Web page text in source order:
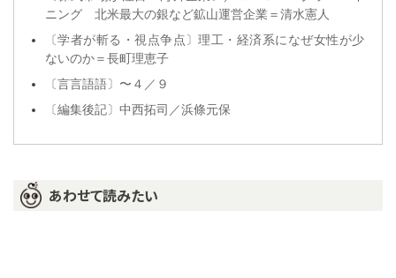
ニング 北米最大の銀など鉱山運営企業＝清水憲人
〔学者が斬る・視点争点〕理工・経済系になぜ女性が少
ないのか＝長町理恵子
〔言言語語〕〜４／９
〔編集後記〕中西拓司／浜條元保
あわせて読みたい